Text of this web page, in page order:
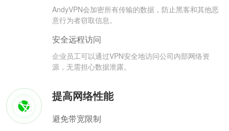
AndyVPN会加密所有传输的数据，防止黑客和其他恶
意行为者窃取信息。
安全远程访问
企业员工可以通过VPN安全地访问公司内部网络资
源，无需担心数据泄露。
提高网络性能
避免带宽限制